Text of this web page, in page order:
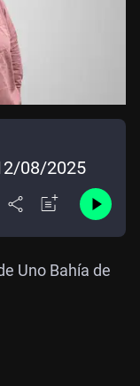
08/2025
Uno Bahía de